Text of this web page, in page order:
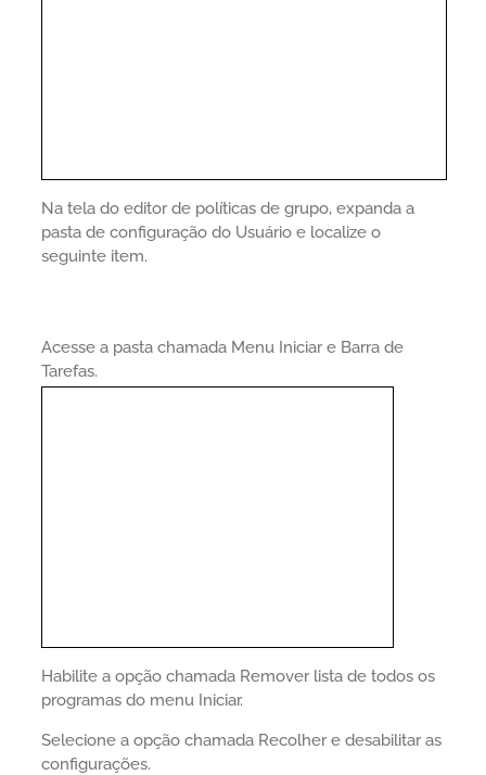
Na tela do editor de políticas de grupo, expanda a
pasta de configuração do Usuário e localize o
seguinte item.
Acesse a pasta chamada Menu Iniciar e Barra de
Tarefas.
Habilite a opção chamada Remover lista de todos os
programas do menu Iniciar.
Selecione a opção chamada Recolher e desabilitar as
configurações.